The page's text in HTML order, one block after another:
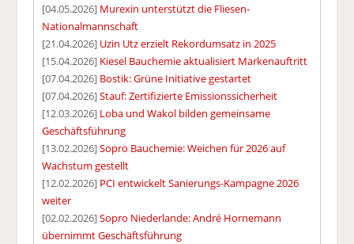
[04.05.2026] Murexin unterstützt die Fliesen-
Nationalmannschaft
[21.04.2026] Uzin Utz erzielt Rekordumsatz in 2025
[15.04.2026] Kiesel Bauchemie aktualisiert Markenauftritt
[07.04.2026] Bostik: Grüne Initiative gestartet
[07.04.2026]Stauf: Zertifizierte Emissionssicherheit
[12.03.2026] Loba und Wakol bilden gemeinsame
Geschäftsführung
[13.02.2026]Sopro Bauchemie: Weichen für 2026 auf
Wachstum gestellt
[12.02.2026] PCI entwickelt Sanierungs-Kampagne 2026
weiter
[02.02.2026]Sopro Niederlande: André Hornemann
übernimmt Geschäftsführung